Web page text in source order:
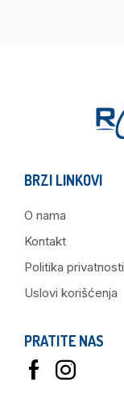
BRZI LINKOVI
O nama
Kontakt
Politika privatnosti
Uslovi korišćenja
PRATITE NAS